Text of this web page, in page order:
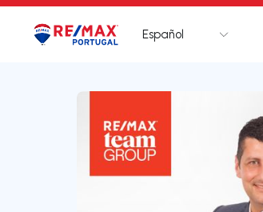
LogotipoIr a la página de inicio
Español